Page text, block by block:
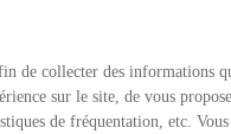
de collecter des informations
sur le site, de vous
de fréquentation, etc. Vous